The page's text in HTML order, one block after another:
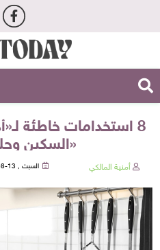
8 استخدامات خاطئة
«السكين
أمنية المالكي السبت , 13-08-2022